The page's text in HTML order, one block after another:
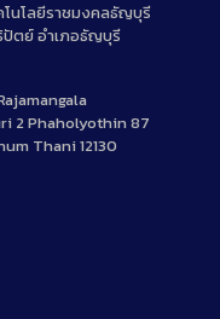
โนโลยีราชมงคลธัญบุรี
ปัตย์ อำเภอธัญบุรี
2 Phaholyothin 87
Thani 12130